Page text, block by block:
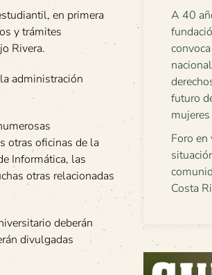
en primera
y trámites
Rivera.
administración
otras oficinas de la
Informática, las
otras relacionadas
deberán
divulgadas
A 40
futuro
mujeres
Foro en
Costa